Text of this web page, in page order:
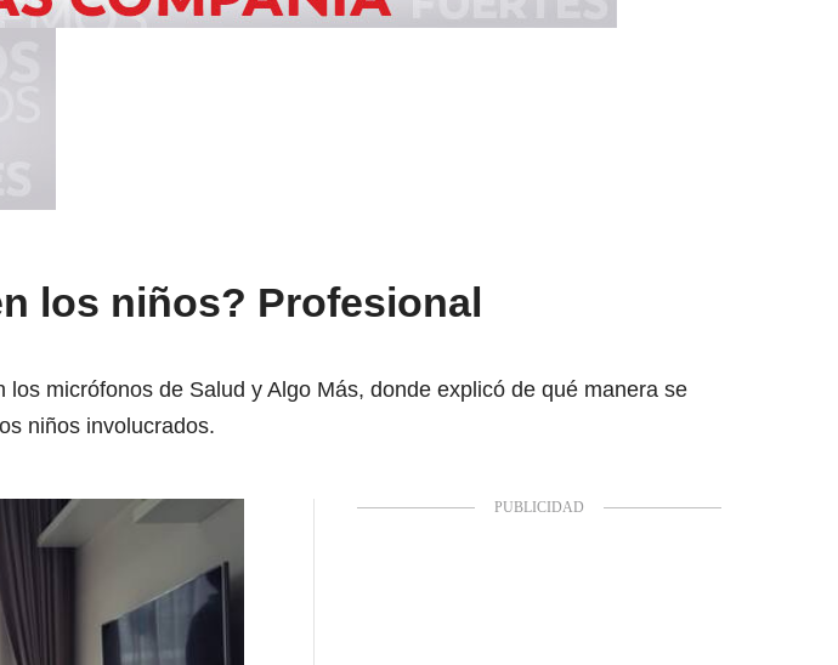
los niños? Profesional
micrófonos de Salud y Algo Más, donde explicó de qué manera se
niños involucrados.